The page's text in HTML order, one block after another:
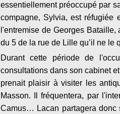
essentiellement préoccupé par
compagne, Sylvia, est réfugiée
l'entremise de Georges
du 5 de la rue de Lille qu’il ne le
Durant cette période de
consultations dans son cabinet
prenait plaisir à visiter les
Masson. Il fréquentera, par
Camus… Lacan partagera donc